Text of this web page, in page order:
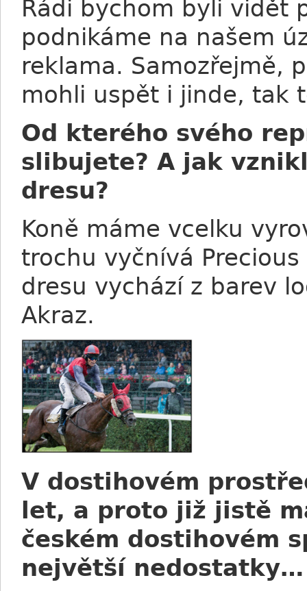
Rádi bychom byli vidět
podnikáme na našem
reklama. Samozřejmě,
mohli uspět i jinde, tak
Od kterého svého
slibujete? A jak
dresu?
Koně máme vcelku
trochu vyčnívá
dresu vychází z barev
Akraz.
V dostihovém
let, a proto již jistě
českém dostihovém
největší nedostatky…